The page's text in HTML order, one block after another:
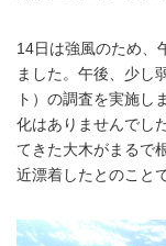
14日は強風のため、
ました。午後、少し
ト）の調査を実施し
化はありませんでし
てきた大木がまるで
近漂着したとのこと